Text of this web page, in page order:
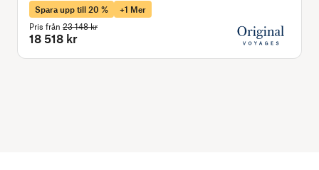
Spara upp till 20 %
+1 Mer
Pris från 23 148 kr
18 518 kr